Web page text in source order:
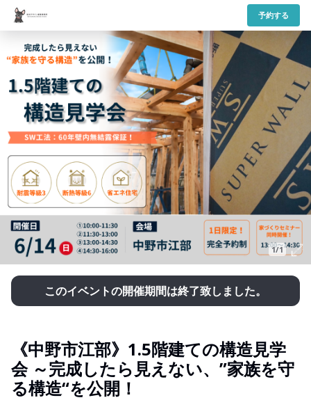
予約する
1/1
このイベントの開催期間は終了致しました。
《中野市江部》1.5階建ての構造見学
会 ～完成したら見えない、”家族を守
る構造“を公開！